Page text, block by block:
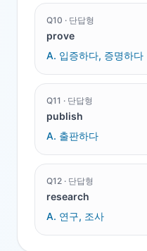
Q10 · 단답형
prove
A. 입증하다, 증명하다
Q11 · 단답형
publish
A. 출판하다
Q12 · 단답형
research
A. 연구, 조사